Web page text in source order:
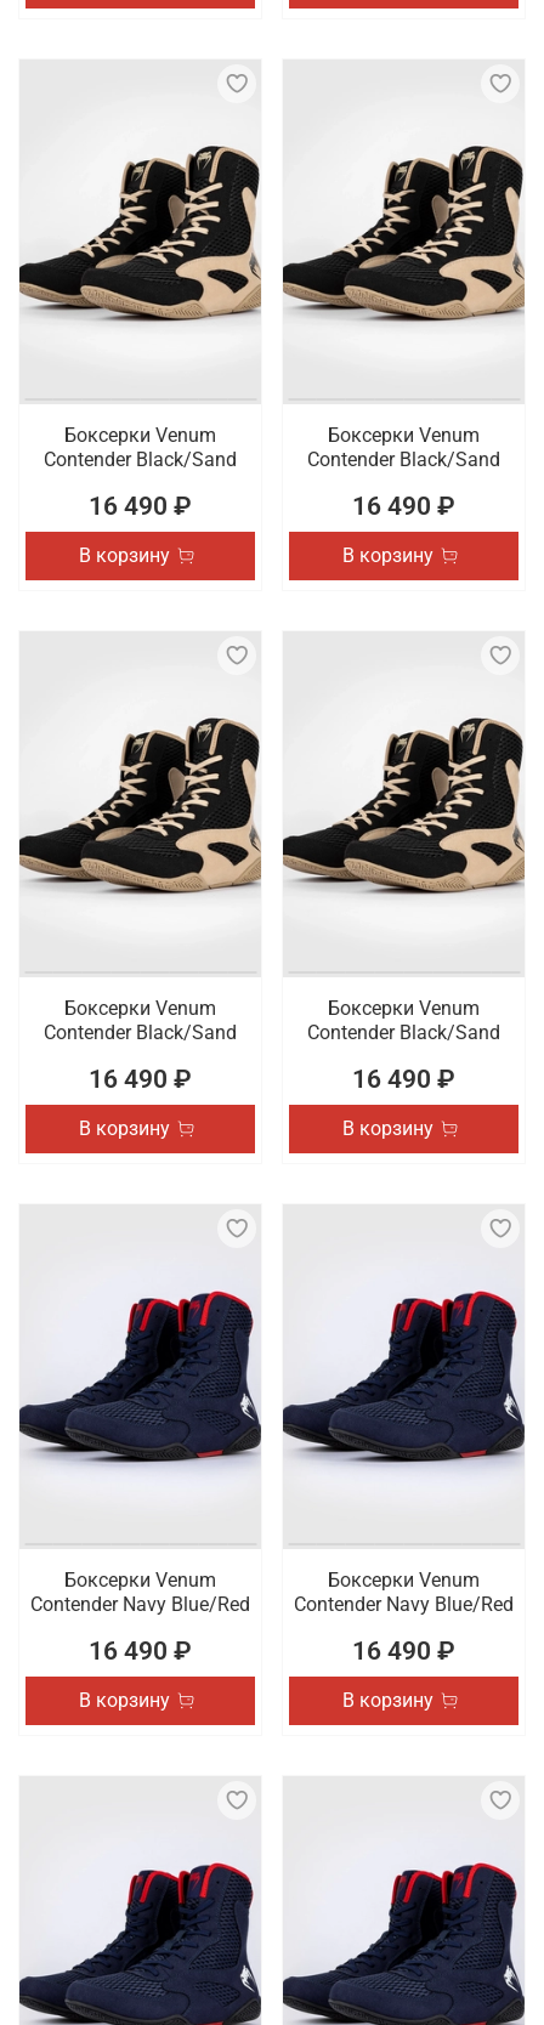
Боксерки Venum
Contender Black/Sand
16 490 ₽
В корзину
Боксерки Venum
Contender Black/Sand
16 490 ₽
В корзину
Боксерки Venum
Contender Black/Sand
16 490 ₽
В корзину
Боксерки Venum
Contender Black/Sand
16 490 ₽
В корзину
Боксерки Venum
Contender Navy Blue/Red
16 490 ₽
В корзину
Боксерки Venum
Contender Navy Blue/Red
16 490 ₽
В корзину